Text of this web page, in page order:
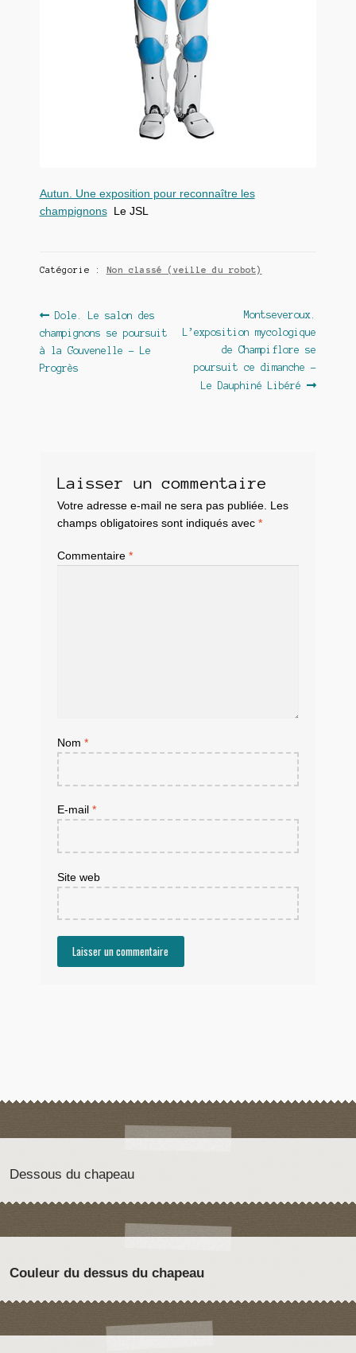
Autun. Une exposition pour reconnaître les
champignonsLe JSL
Catégorie : Non classé (veille du robot)
Navigation
de
l’article
Article
précédent :
Dole. Le salon des
champignons se poursuit
à la Gouvenelle – Le
Progrès
Article
suivant :
Montseveroux.
L’exposition mycologique
de Champiflore se
poursuit ce dimanche –
Le Dauphiné Libéré
Laisser un commentaire
Votre adresse e-mail ne sera pas publiée. Les
champs obligatoires sont indiqués avec *
Commentaire *
Nom *
E-mail *
Site web
Dessous du chapeau
Couleur du dessus du chapeau